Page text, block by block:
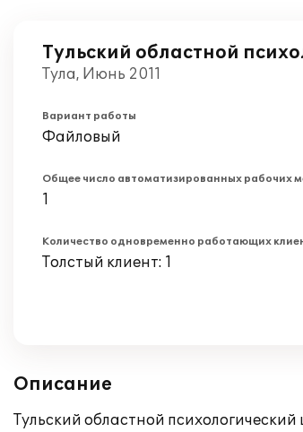
Тульский областной
Тула, Июнь 2011
Вариант работы
Файловый
Общее число автоматизированных рабочих
1
Количество одновременно работающих
Толстый клиент: 1
Описание
Тульский областной